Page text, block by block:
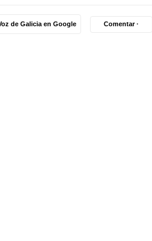
de Galicia en Google Comentar ·